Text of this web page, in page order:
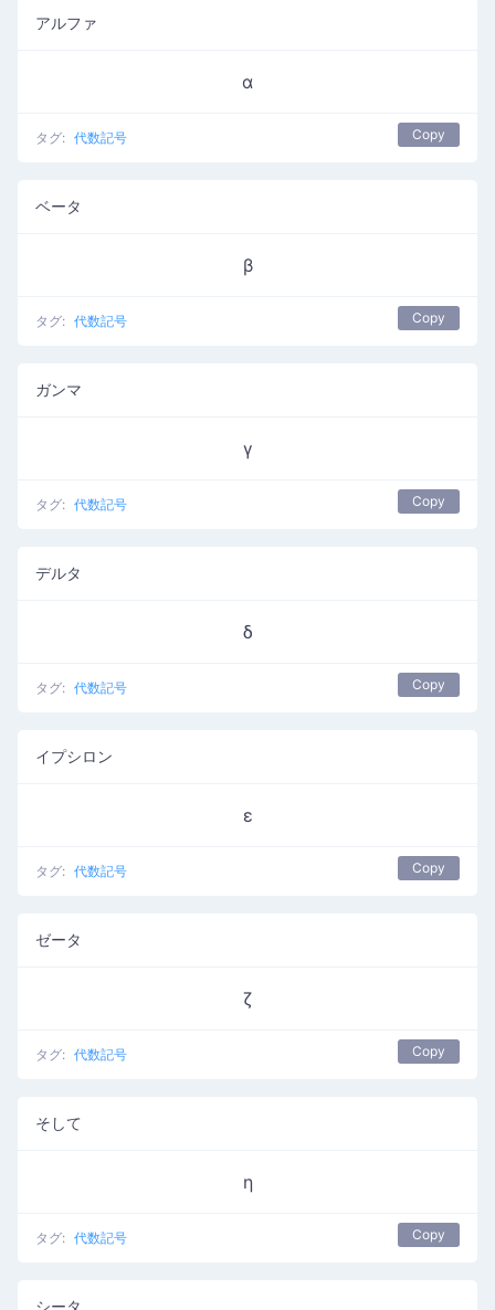
アルファ
α
タグ: 代数記号 Copy
ベータ
β
タグ: 代数記号 Copy
ガンマ
γ
タグ: 代数記号 Copy
デルタ
δ
タグ: 代数記号 Copy
イプシロン
ε
タグ: 代数記号 Copy
ゼータ
ζ
タグ: 代数記号 Copy
そして
η
タグ: 代数記号 Copy
シータ